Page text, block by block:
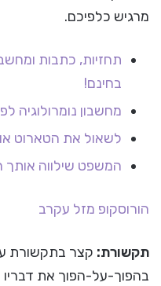
מרגיש כלפיכם.
תחזיות, כתבות
בחינם!
מחשבון נומרולוגיה
לשאול את הטארוט
המשפט שילווה אותך
הורוסקופ מזל עקרב
תקשורת: קצר בתקשורת
בהפוך-על-הפוך את